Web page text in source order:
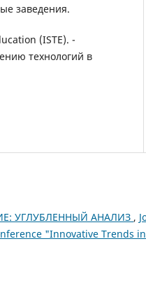
заведения.
(ISTE). -
технологий в
УГЛУБЛЕННЫЙ АНАЛИЗ ,
"Innovative Trends